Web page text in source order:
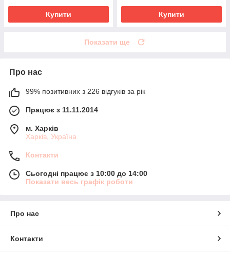
Купити Купити
Показати ще
Про нас
99% позитивних з 226 відгуків за рік
Працює з 11.11.2014
м. Харків
Харків, Україна
Контакти
Сьогодні працює з 10:00 до 14:00
Показати весь графік роботи
Про нас
Контакти